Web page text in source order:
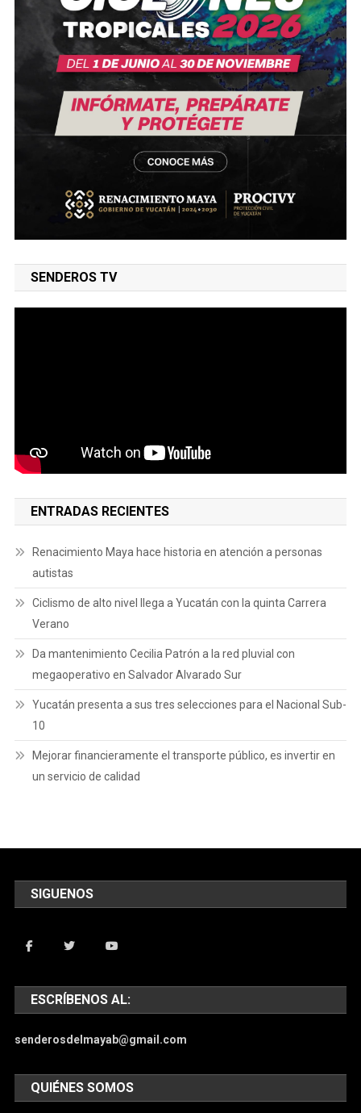
SENDEROS TV
ENTRADAS RECIENTES
Renacimiento Maya hace historia en atención a personas
autistas
Ciclismo de alto nivel llega a Yucatán con la quinta Carrera
Verano
Da mantenimiento Cecilia Patrón a la red pluvial con
megaoperativo en Salvador Alvarado Sur
Yucatán presenta a sus tres selecciones para el Nacional Sub-
10
Mejorar financieramente el transporte público, es invertir en
un servicio de calidad
SIGUENOS
ESCRÍBENOS AL:
senderosdelmayab@gmail.com
QUIÉNES SOMOS